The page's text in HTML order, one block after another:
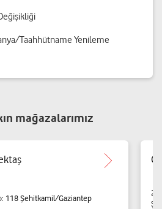
Taahhütname Yenileme
mağazalarımız
118 Şehitkamil/Gaziantep
29